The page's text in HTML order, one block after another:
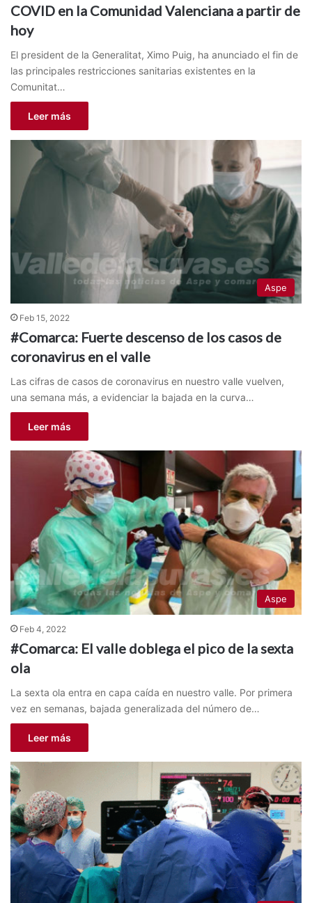
COVID en la Comunidad Valenciana a partir de
hoy
El president de la Generalitat, Ximo Puig, ha anunciado el fin de
las principales restricciones sanitarias existentes en la
Comunitat…
Leer más
Aspe
Feb 15, 2022
#Comarca: Fuerte descenso de los casos de
coronavirus en el valle
Las cifras de casos de coronavirus en nuestro valle vuelven,
una semana más, a evidenciar la bajada en la curva…
Leer más
Aspe
Feb 4, 2022
#Comarca: El valle doblega el pico de la sexta
ola
La sexta ola entra en capa caída en nuestro valle. Por primera
vez en semanas, bajada generalizada del número de…
Leer más